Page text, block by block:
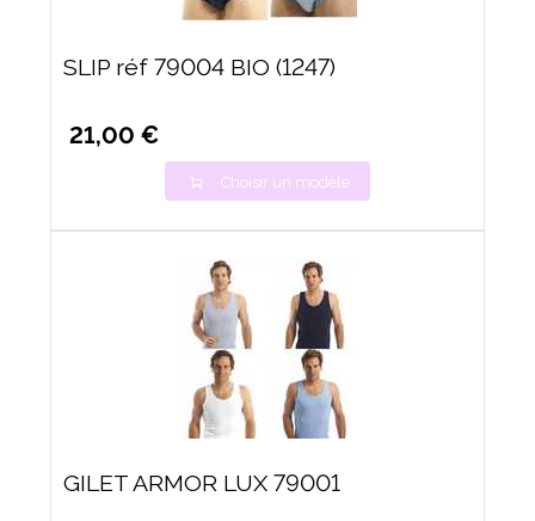
SLIP réf 79004 BIO (1247)
21,00 €
Choisir un modèle
GILET ARMOR LUX 79001